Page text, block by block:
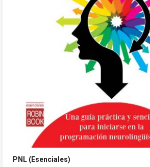
PNL (Esenciales)